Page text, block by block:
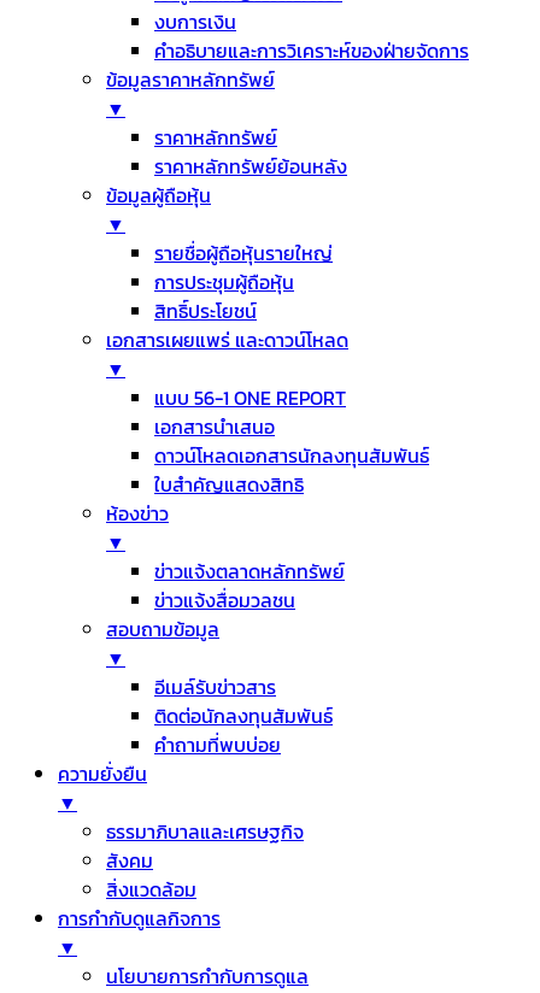
งบการเงิน
คำอธิบายและการวิเคราะห์ของฝ่ายจัดการ
ข้อมูลราคาหลักทรัพย์
▼
ราคาหลักทรัพย์
ราคาหลักทรัพย์ย้อนหลัง
ข้อมูลผู้ถือหุ้น
▼
รายชื่อผู้ถือหุ้นรายใหญ่
การประชุมผู้ถือหุ้น
สิทธิ์ประโยชน์
เอกสารเผยแพร่ และดาวน์โหลด
▼
แบบ 56-1 ONE REPORT
เอกสารนำเสนอ
ดาวน์โหลดเอกสารนักลงทุนสัมพันธ์
ใบสำคัญแสดงสิทธิ
ห้องข่าว
▼
ข่าวแจ้งตลาดหลักทรัพย์
ข่าวแจ้งสื่อมวลชน
สอบถามข้อมูล
▼
อีเมล์รับข่าวสาร
ติดต่อนักลงทุนสัมพันธ์
คำถามที่พบบ่อย
ความยั่งยืน
▼
ธรรมาภิบาลและเศรษฐกิจ
สังคม
สิ่งแวดล้อม
การกำกับดูแลกิจการ
▼
นโยบายการกำกับการดูแล